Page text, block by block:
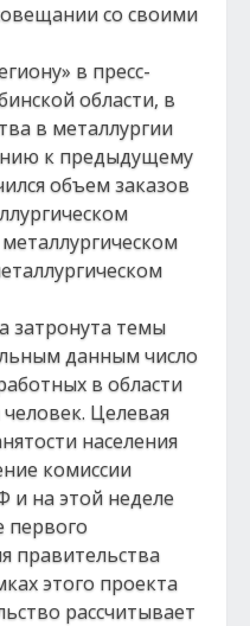
со своими
в пресс-
области, в
в металлургии
к предыдущему
объем заказов
затронута темы
данным число
в области
человек. Целевая
населения
комиссии
и на этой неделе
первого
правительства
этого проекта
рассчитывает